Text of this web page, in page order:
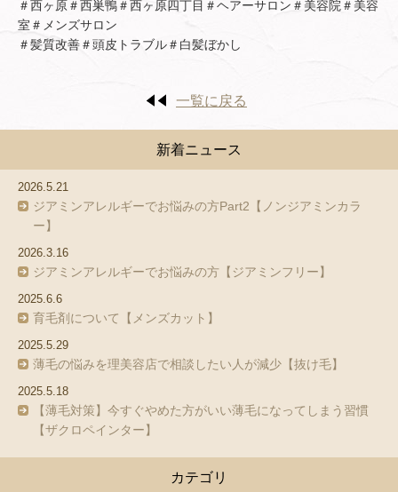
＃西ヶ原＃西巣鴨＃西ヶ原四丁目＃ヘアーサロン＃美容院＃美容
室＃メンズサロン
＃髪質改善＃頭皮トラブル＃白髪ぼかし
一覧に戻る
新着ニュース
2026.5.21
ジアミンアレルギーでお悩みの方Part2【ノンジアミンカラ
ー】
2026.3.16
ジアミンアレルギーでお悩みの方【ジアミンフリー】
2025.6.6
育毛剤について【メンズカット】
2025.5.29
薄毛の悩みを理美容店で相談したい人が減少【抜け毛】
2025.5.18
【薄毛対策】今すぐやめた方がいい薄毛になってしまう習慣
【ザクロペインター】
カテゴリ